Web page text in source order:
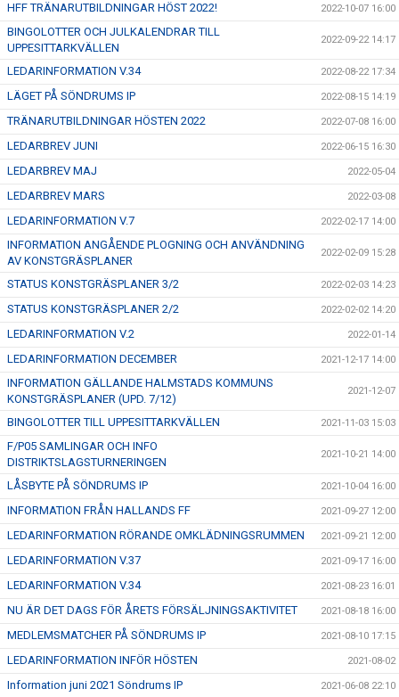
HFF TRÄNARUTBILDNINGAR HÖST 2022! 2022-10-07 16:00
BINGOLOTTER OCH JULKALENDRAR TILL
UPPESITTARKVÄLLEN
2022-09-22 14:17
LEDARINFORMATION V.34 2022-08-22 17:34
LÄGET PÅ SÖNDRUMS IP 2022-08-15 14:19
TRÄNARUTBILDNINGAR HÖSTEN 2022 2022-07-08 16:00
LEDARBREV JUNI 2022-06-15 16:30
LEDARBREV MAJ 2022-05-04
LEDARBREV MARS 2022-03-08
LEDARINFORMATION V.7 2022-02-17 14:00
INFORMATION ANGÅENDE PLOGNING OCH ANVÄNDNING
AV KONSTGRÄSPLANER
2022-02-09 15:28
STATUS KONSTGRÄSPLANER 3/2 2022-02-03 14:23
STATUS KONSTGRÄSPLANER 2/2 2022-02-02 14:20
LEDARINFORMATION V.2 2022-01-14
LEDARINFORMATION DECEMBER 2021-12-17 14:00
INFORMATION GÄLLANDE HALMSTADS KOMMUNS
KONSTGRÄSPLANER (UPD. 7/12)
2021-12-07
BINGOLOTTER TILL UPPESITTARKVÄLLEN 2021-11-03 15:03
F/P05 SAMLINGAR OCH INFO
DISTRIKTSLAGSTURNERINGEN
2021-10-21 14:00
LÅSBYTE PÅ SÖNDRUMS IP 2021-10-04 16:00
INFORMATION FRÅN HALLANDS FF 2021-09-27 12:00
LEDARINFORMATION RÖRANDE OMKLÄDNINGSRUMMEN 2021-09-21 12:00
LEDARINFORMATION V.37 2021-09-17 16:00
LEDARINFORMATION V.34 2021-08-23 16:01
NU ÄR DET DAGS FÖR ÅRETS FÖRSÄLJNINGSAKTIVITET 2021-08-18 16:00
MEDLEMSMATCHER PÅ SÖNDRUMS IP 2021-08-10 17:15
LEDARINFORMATION INFÖR HÖSTEN 2021-08-02
Information juni 2021 Söndrums IP 2021-06-08 22:10